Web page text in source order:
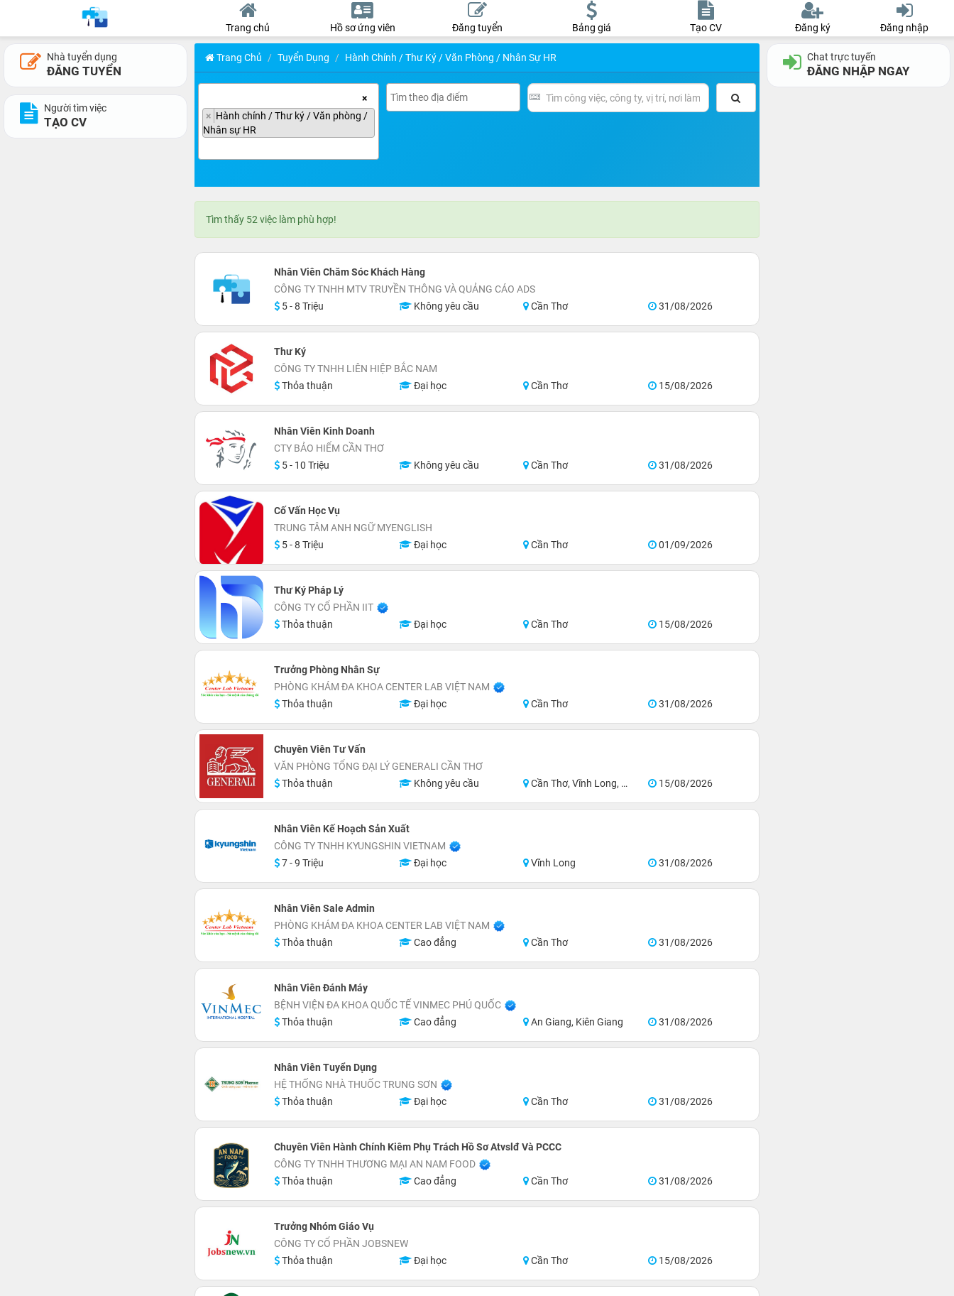
Trang chủ Hồ sơ ứng viên Đăng tuyển Bảng giá Tạo CV Đăng ký Đăng nhập
Nhà tuyển dụng
ĐĂNG TUYỂN
Người tìm việc
TẠO CV
Trang Chủ Tuyển Dụng Hành Chính / Thư Ký / Văn Phòng / Nhân Sự HR
×
× Hành chính / Thư ký / Văn phòng /
Nhân sự HR
Tìm thấy 52 việc làm phù hợp!
Nhân Viên Chăm Sóc Khách Hàng
CÔNG TY TNHH MTV TRUYỀN THÔNG VÀ QUẢNG CÁO ADS
5 - 8 Triệu
Không yêu cầu Cần Thơ 31/08/2026
Thư Ký
CÔNG TY TNHH LIÊN HIỆP BẮC NAM
Thỏa thuận
Đại học Cần Thơ 15/08/2026
Nhân Viên Kinh Doanh
CTY BẢO HIỂM CẦN THƠ
5 - 10 Triệu
Không yêu cầu Cần Thơ 31/08/2026
Cố Vấn Học Vụ
TRUNG TÂM ANH NGỮ MYENGLISH
5 - 8 Triệu
Đại học Cần Thơ 01/09/2026
Thư Ký Pháp Lý
CÔNG TY CỔ PHẦN IIT
Thỏa thuận
Đại học Cần Thơ 15/08/2026
Trưởng Phòng Nhân Sự
PHÒNG KHÁM ĐA KHOA CENTER LAB VIỆT NAM
Thỏa thuận
Đại học Cần Thơ 31/08/2026
Chuyên Viên Tư Vấn
VĂN PHÒNG TỔNG ĐẠI LÝ GENERALI CẦN THƠ
Thỏa thuận
Không yêu cầu Cần Thơ, Vĩnh Long, Đồng Tháp, Hậu Giang, Sóc Trăng, Trà Vinh 15/08/2026
Nhân Viên Kế Hoạch Sản Xuất
CÔNG TY TNHH KYUNGSHIN VIETNAM
7 - 9 Triệu
Đại học Vĩnh Long 31/08/2026
Nhân Viên Sale Admin
PHÒNG KHÁM ĐA KHOA CENTER LAB VIỆT NAM
Thỏa thuận
Cao đẳng Cần Thơ 31/08/2026
Nhân Viên Đánh Máy
BỆNH VIỆN ĐA KHOA QUỐC TẾ VINMEC PHÚ QUỐC
Thỏa thuận
Cao đẳng An Giang, Kiên Giang 31/08/2026
Nhân Viên Tuyển Dụng
HỆ THỐNG NHÀ THUỐC TRUNG SƠN
Thỏa thuận
Đại học Cần Thơ 31/08/2026
Chuyên Viên Hành Chính Kiêm Phụ Trách Hồ Sơ Atvslđ Và PCCC
CÔNG TY TNHH THƯƠNG MẠI AN NAM FOOD
Thỏa thuận
Cao đẳng Cần Thơ 31/08/2026
Trưởng Nhóm Giáo Vụ
CÔNG TY CỔ PHẦN JOBSNEW
Thỏa thuận
Đại học Cần Thơ 15/08/2026
Chat trực tuyến
ĐĂNG NHẬP NGAY